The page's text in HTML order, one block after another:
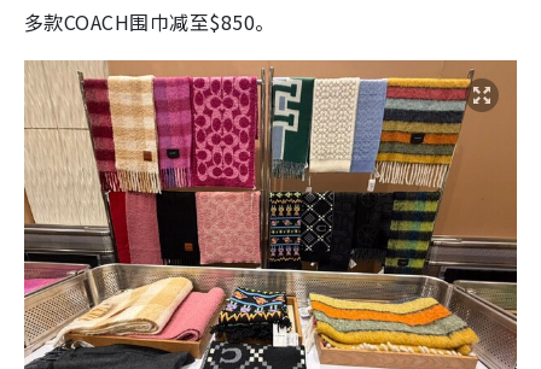
多款COACH围巾减至$850。